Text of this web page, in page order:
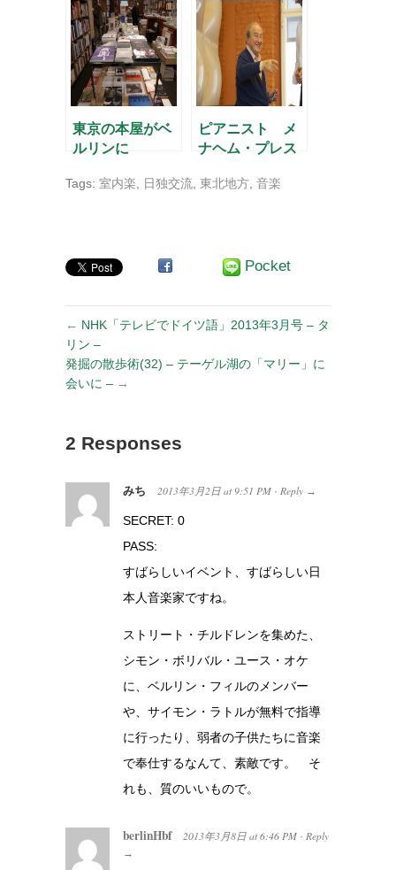
シンポジウム
東京の本屋がベ
ルリンに
ピアニスト メ
ナヘム・プレス
Tags: 室内楽 日独交流 東北地方 音楽
Pocket
← NHK「テレビでドイツ語」2013年3月号 – タ
リン –
発掘の散歩術(32) – テーゲル湖の「マリー」に
会いに – →
2 Responses
みち 2013年3月2日 at 9:51 PM · Reply →
SECRET: 0
PASS:
すばらしいイベント、すばらしい日
本人音楽家ですね。
ストリート・チルドレンを集めた、
シモン・ボリバル・ユース・オケ
に、ベルリン・フィルのメンバー
や、サイモン・ラトルが無料で指導
に行ったり、弱者の子供たちに音楽
で奉仕するなんて、素敵です。 そ
れも、質のいいもので。
berlinHbf 2013年3月8日 at 6:46 PM · Reply
→